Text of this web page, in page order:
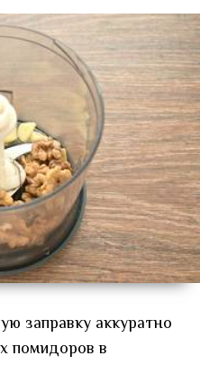
заправку аккуратно
помидоров в